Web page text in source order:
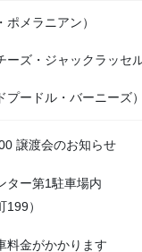
メラニアン）
ーズ・ジャックラッセ
ードル・バーニーズ）
譲渡会のお知らせ
ター第1駐車場内
199）
料金がかかります